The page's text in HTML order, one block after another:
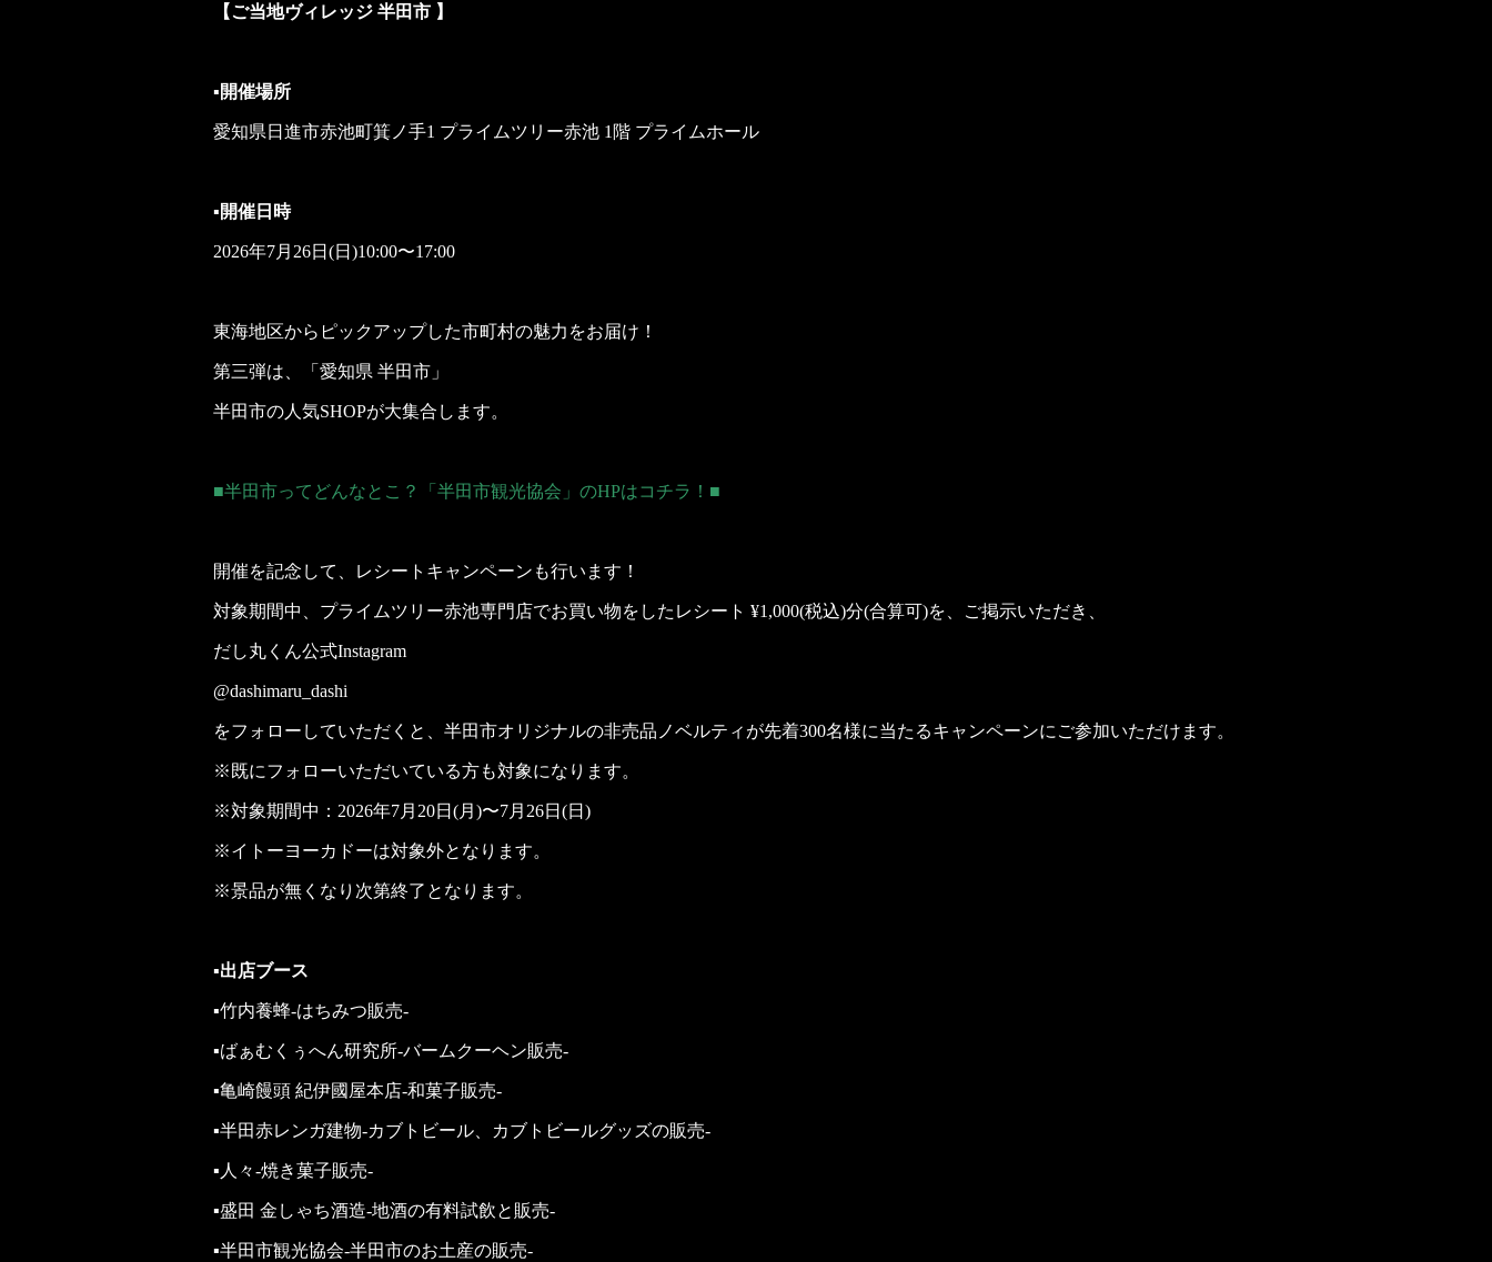
【ご当地ヴィレッジ 半田市 】
▪開催場所
愛知県日進市赤池町箕ノ手1 プライムツリー赤池 1階 プライムホール
▪開催日時
2026年7月26日(日)10:00〜17:00
東海地区からピックアップした市町村の魅力をお届け！
第三弾は、「愛知県 半田市」
半田市の人気SHOPが大集合します。
■半田市ってどんなとこ？「半田市観光協会」のHPはコチラ！■
開催を記念して、レシートキャンペーンも行います！
対象期間中、プライムツリー赤池専門店でお買い物をしたレシート ¥1,000(税込)分(合算可)を、ご掲示いただき、
だし丸くん公式Instagram
@dashimaru_dashi
をフォローしていただくと、半田市オリジナルの非売品ノベルティが先着300名様に当たるキャンペーンにご参加いただけます。
※既にフォローいただいている方も対象になります。
※対象期間中：2026年7月20日(月)〜7月26日(日)
※イトーヨーカドーは対象外となります。
※景品が無くなり次第終了となります。
▪出店ブース
▪︎竹内養蜂-はちみつ販売-
▪︎ばぁむくぅへん研究所-バームクーヘン販売-
▪︎亀崎饅頭 紀伊國屋本店-和菓子販売-
▪︎半田赤レンガ建物-カブトビール、カブトビールグッズの販売-
▪︎人々-焼き菓子販売-
▪︎盛田 金しゃち酒造-地酒の有料試飲と販売-
▪︎半田市観光協会-半田市のお土産の販売-